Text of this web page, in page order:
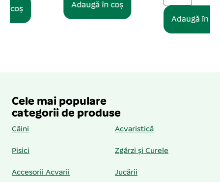
Adaugă în coș
Adaugă în coș
Cele mai populare
categorii de produse
Câini Acvaristică
Pisici Zgărzi și Curele
Accesorii Acvarii Jucării